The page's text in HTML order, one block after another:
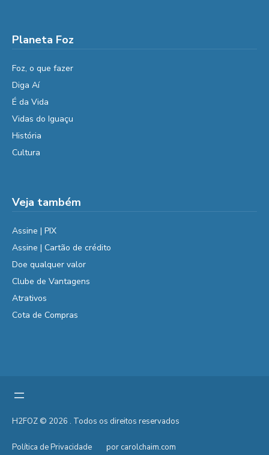
Planeta Foz
Foz, o que fazer
Diga Aí
É da Vida
Vidas do Iguaçu
História
Cultura
Veja também
Assine | PIX
Assine | Cartão de crédito
Doe qualquer valor
Clube de Vantagens
Atrativos
Cota de Compras
H2FOZ © 2026 . Todos os direitos reservados
Política de Privacidade por carolchaim.com